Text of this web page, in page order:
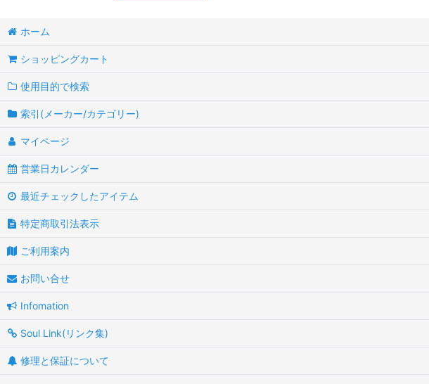
ホーム
ショッピングカート
使用目的で検索
索引(メーカー/カテゴリー)
マイページ
営業日カレンダー
最近チェックしたアイテム
特定商取引法表示
ご利用案内
お問い合せ
Infomation
Soul Link(リンク集)
修理と保証について